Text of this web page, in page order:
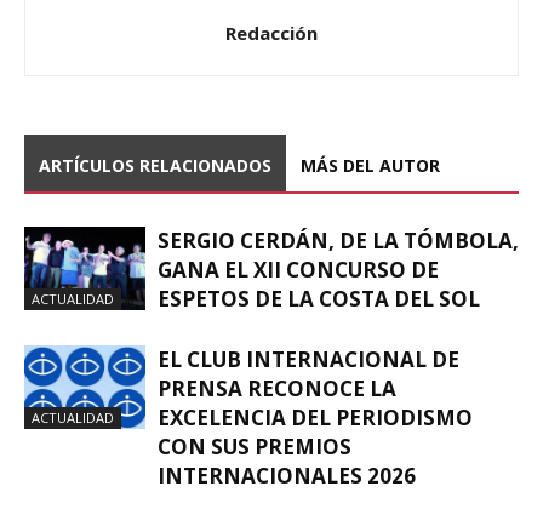
Redacción
ARTÍCULOS RELACIONADOS MÁS DEL AUTOR
ACTUALIDAD
SERGIO CERDÁN, DE LA TÓMBOLA,
GANA EL XII CONCURSO DE
ESPETOS DE LA COSTA DEL SOL
ACTUALIDAD
EL CLUB INTERNACIONAL DE
PRENSA RECONOCE LA
EXCELENCIA DEL PERIODISMO
CON SUS PREMIOS
INTERNACIONALES 2026